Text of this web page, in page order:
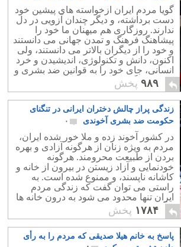
ایران بود؟
۱
گویا مردم ایران ازخواسته های پیشین خود
دست برداشته، و دیگر چندان آزویی در دل
ندارند. روزگاری هم میهنان ما خود را
پیشاهنگ فرهنگ و تمدن جهانی می دانستند
و خود را از دیگران بالاتر می دانستند، ولی
اکنون، دانش و تکنولوژی، اندیشیدن و خرد
انسانی، جای خود را به قوانین ضد بشری و
دست و پاگیر اسلامی داده است.
۹۸۹ پخش
زندگی پراز چالش دختران ایرانی در تنگنای
حکومت ضد بشری آخوندی
۰
در کشور آخوند زده و ملا خور شده ایران،
مردم به ویژه زنان از هرگونه آزادی و بهره
بردن از طبیعت محرومند. هرگونه
خودنمایی و آزاد زیستن در بیرون از خانه و
کاشانه ناپسند، و ممنوع شده است. به
راستی می توان گفت که زندگی مردم
ایران تنها محدود می شود به درون خانه ها
و آنهم در پشت درهای بسته.
۱۷۸۴ پخش
پاسخ به خانم هیلا صدیقی‎ که مردم را به رأی